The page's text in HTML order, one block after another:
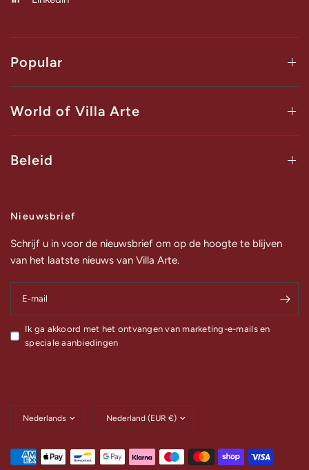
Popular
World of Villa Arte
Beleid
Nieuwsbrief
Schrijf u in voor de nieuwsbrief om op de hoogte te blijven
van het laatste nieuws van Villa Arte.
E‑mail
Ik ga akkoord met het ontvangen van marketing-e-mails en
speciale aanbiedingen